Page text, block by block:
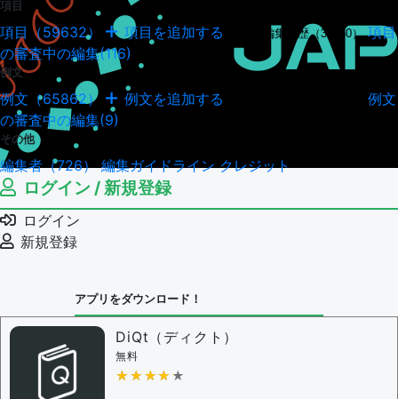
項目
項目（59632） 項目を追加する 項目の編集履歴（34950） 項目
の審査中の編集(116)
例文
例文（65862） 例文を追加する
例文
の審査中の編集(9)
その他
編集者（726）編集ガイドラインクレジット
ログイン / 新規登録
ログイン
新規登録
アプリをダウンロード！
DiQt（ディクト）
無料
★★★★★
★★★★★